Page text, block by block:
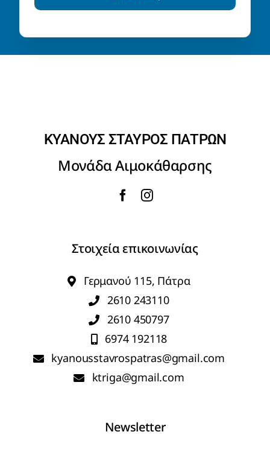
ΚΥΑΝΟΥΣ ΣΤΑΥΡΟΣ ΠΑΤΡΩΝ
Μονάδα Αιμοκάθαρσης
Στοιχεία επικοινωνίας
Γερμανού 115, Πάτρα
2610 243110
2610 450797
6974 192118
kyanousstavrospatras@gmail.com
ktriga@gmail.com
Newsletter